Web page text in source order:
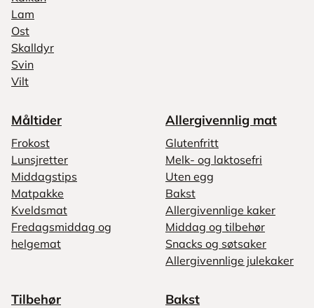
Lam
Ost
Skalldyr
Svin
Vilt
Måltider
Frokost
Lunsjretter
Middagstips
Matpakke
Kveldsmat
Fredagsmiddag og
helgemat
Allergivennlig mat
Glutenfritt
Melk- og laktosefri
Uten egg
Bakst
Allergivennlige kaker
Middag og tilbehør
Snacks og søtsaker
Allergivennlige julekaker
Tilbehør Bakst